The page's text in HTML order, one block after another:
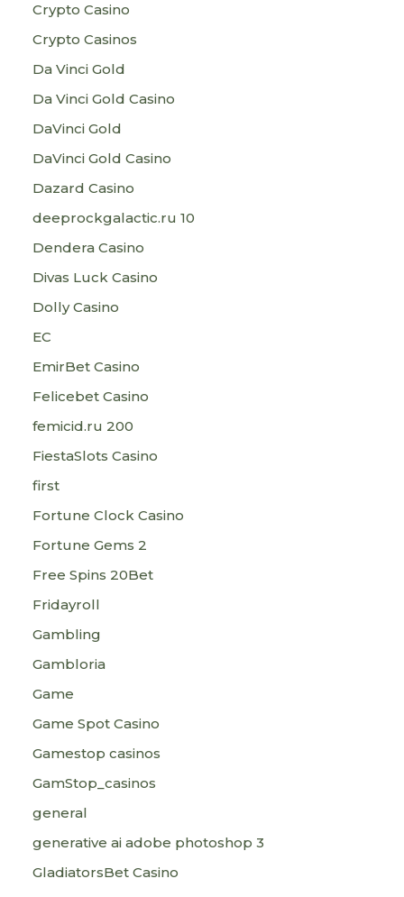
Crypto Casino
Crypto Casinos
Da Vinci Gold
Da Vinci Gold Casino
DaVinci Gold
DaVinci Gold Casino
Dazard Casino
deeprockgalactic.ru 10
Dendera Casino
Divas Luck Casino
Dolly Casino
EC
EmirBet Casino
Felicebet Casino
femicid.ru 200
FiestaSlots Casino
first
Fortune Clock Casino
Fortune Gems 2
Free Spins 20Bet
Fridayroll
Gambling
Gambloria
Game
Game Spot Casino
Gamestop casinos
GamStop_casinos
general
generative ai adobe photoshop 3
GladiatorsBet Casino